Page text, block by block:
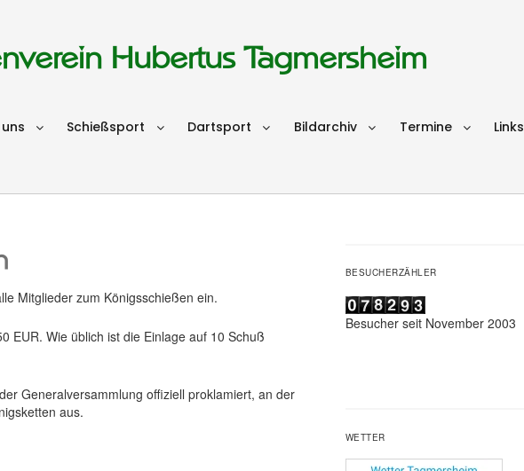
Hubertus Tagmersheim
Schießsport Dartsport Bildarchiv Termine Links
Mitglieder zum Königsschießen ein.
EUR. Wie üblich ist die Einlage auf 10 Schuß
Generalversammlung offiziell proklamiert, an der
aus.
BESUCHERZÄHLER
Besucher seit November 2003
WETTER